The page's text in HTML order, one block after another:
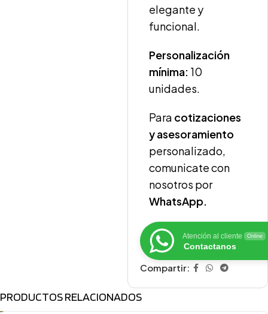
elegante y
funcional.
Personalización
mínima: 10
unidades.
Para cotizaciones
y asesoramiento
personalizado,
comunicate con
nosotros por
WhatsApp.
Atención al cliente Online
Contactanos
Compartir:
PRODUCTOS RELACIONADOS